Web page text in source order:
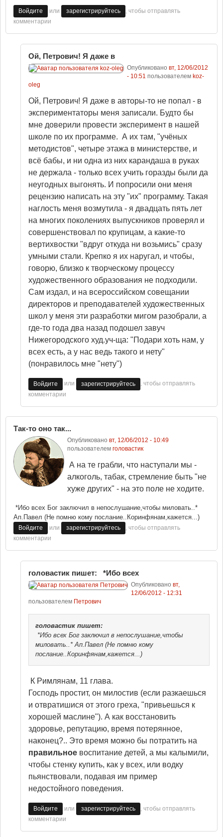
Войдите или зарегистрируйтесь
, чтобы отправлять
комментарии
Ой, Петрович! Я даже в
Опубликовано вт, 12/06/2012
- 10:51 пользователем koz-
oleg
Ой, Петрович! Я даже в авторы-то не попал - в
экспериментаторы меня записали. Будто бы
мне доверили провести эксперимент в нашей
школе по их программе. А их там, "учёных
методистов", четыре этажа в министерстве, и
всё бабы, и ни одна из них карандаша в руках
не держала - только всех учить горазды были да
неугодных выгонять. И попросили они меня
рецензию написать на эту "их" программу. Такая
наглость меня возмутила - я двадцать пять лет
на многих поколениях выпускников проверял и
совершенствовал по крупицам, а какие-то
вертихвостки "вдруг откуда ни возьмись" сразу
умными стали. Крепко я их наругал, и чтобы,
говорю, близко к творческому процессу
художественного образования не подходили.
Сам издал, и на всероссийском совещании
директоров и преподавателей художественных
школ у меня эти разработки мигом разобрали, а
где-то года два назад подошел завуч
Нижегородского худ.уч-ща: "Подари хоть нам, у
всех есть, а у нас ведь такого и нету"
(понравилось мне "нету")
Войдите или зарегистрируйтесь
, чтобы отправлять
комментарии
Так-то оно так...
Опубликовано вт, 12/06/2012 - 10:49
пользователем головастик
А на те грабли, что наступали мы -
алкоголь, табак, стремление быть "не
хуже других" - на это поле не ходите.
*Ибо всех Бог заключил в непослушание,чтобы миловать..*
Ап.Павел (Не помню кому послание..Коринфянам,кажется...)
Войдите или зарегистрируйтесь
, чтобы отправлять
комментарии
головастик пишет: *Ибо всех
Опубликовано вт,
12/06/2012 - 12:31
пользователем Петрович
головастик пишет:
*Ибо всех Бог заключил в непослушание,чтобы
миловать..* Ап.Павел (Не помню кому
послание..Коринфянам,кажется...)
К Римлянам, 11 глава.
Господь простит, он милостив (если разкаешься
и отвратишися от этого греха, "привьешься к
хорошей маслине"). А как восстановить
здоровье, репутацию, время потерянное,
наконец?.. Это время можно бы потратить на
правильное воспитание детей, а мы калымили,
чтобы стенку купить, как у всех, или водку
пьянствовали, подавая им пример
недостойного поведения.
Войдите или зарегистрируйтесь
, чтобы отправлять
комментарии